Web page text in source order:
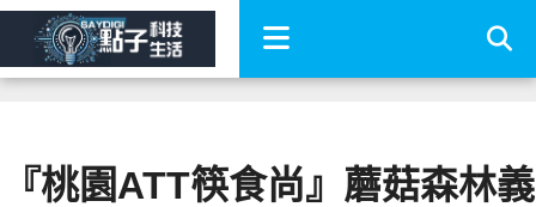
『桃園ATT筷食尚』蘑菇森林義